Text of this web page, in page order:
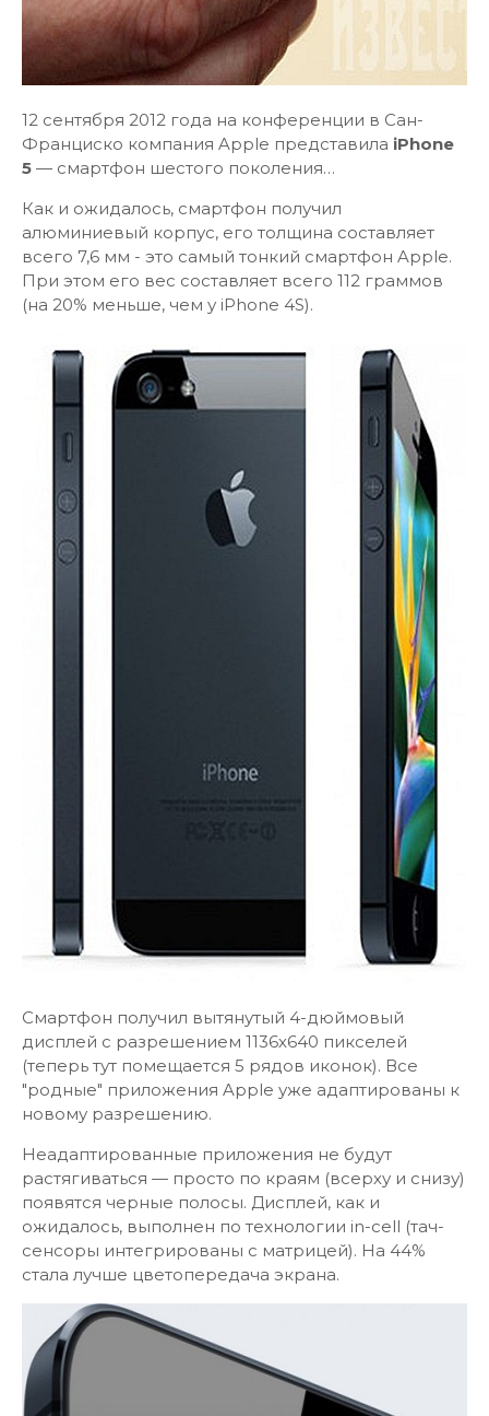
12 сентября 2012 года на конференции в Сан-
Франциско компания Apple представила iPhone
5 — смартфон шестого поколения…
Как и ожидалось, смартфон получил
алюминиевый корпус, его толщина составляет
всего 7,6 мм - это самый тонкий смартфон Apple.
При этом его вес составляет всего 112 граммов
(на 20% меньше, чем у iPhone 4S).
Смартфон получил вытянутый 4-дюймовый
дисплей с разрешением 1136х640 пикселей
(теперь тут помещается 5 рядов иконок). Все
"родные" приложения Apple уже адаптированы к
новому разрешению.
Неадаптированные приложения не будут
растягиваться — просто по краям (всерху и снизу)
появятся черные полосы. Дисплей, как и
ожидалось, выполнен по технологии in-cell (тач-
сенсоры интегрированы с матрицей). На 44%
стала лучше цветопередача экрана.